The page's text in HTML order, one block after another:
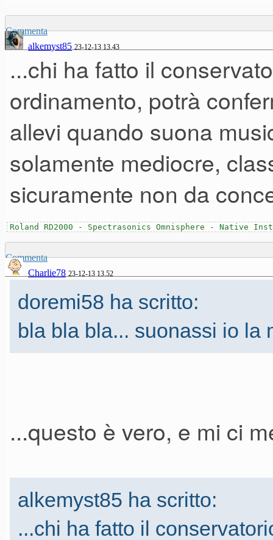
disponibile, e numero di
dello strumento e,
contattare direttamente per
l'intonazione e il tipo di
442, con intonazione
2. primo pedale una corda
3. il pianoforte dovrà essere
corrispondenza del centro,
da rendere la tastiera
4. panno copritastiera
MA
Commenta
alkemyst85 23-12-13 13.43
...chi ha fatto il
ordinamento, potrà
allevi quando suona
solamente mediocre,
sicuramente non da
Roland RD2000 - Spectrasonics Omnisphere - Native
Commenta
Charlie78 23-12-13 13.52
doremi58 ha scritto:
bla bla bla... suonassi io la
...questo è vero, e mi ci
alkemyst85 ha scritto:
...chi ha fatto il